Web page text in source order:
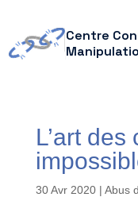
Centre
L’art
30 Avr 2020| Abus